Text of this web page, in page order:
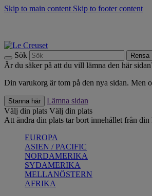
Skip to main content Skip to footer content
Sök Rensa
Är du säker på att du vill lämna den här
Din varukorg är tom på den nya sidan. Men
Stanna här
Lämna sidan
Välj din plats Välj din plats
Att ändra din plats tar bort innehållet från
EUROPA
ASIEN / PACIFIC
NORDAMERIKA
SYDAMERIKA
MELLANÖSTERN
AFRIKA